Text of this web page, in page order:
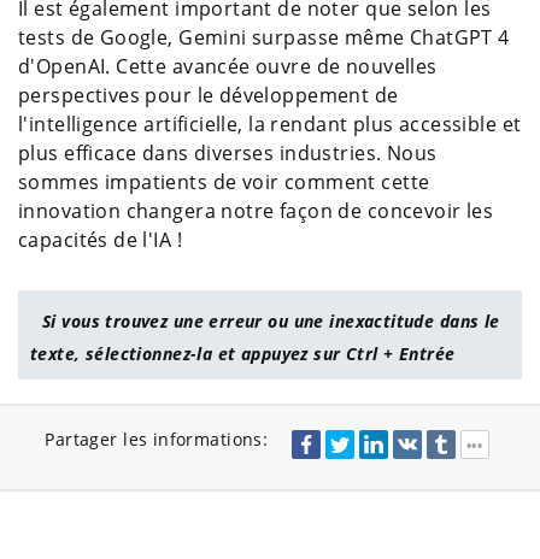
Il est également important de noter que selon les
tests de Google, Gemini surpasse même ChatGPT 4
d'OpenAI. Cette avancée ouvre de nouvelles
perspectives pour le développement de
l'intelligence artificielle, la rendant plus accessible et
plus efficace dans diverses industries. Nous
sommes impatients de voir comment cette
innovation changera notre façon de concevoir les
capacités de l'IA !
Si vous trouvez une erreur ou une inexactitude dans le
texte, sélectionnez-la et appuyez sur Ctrl + Entrée
Partager les informations: